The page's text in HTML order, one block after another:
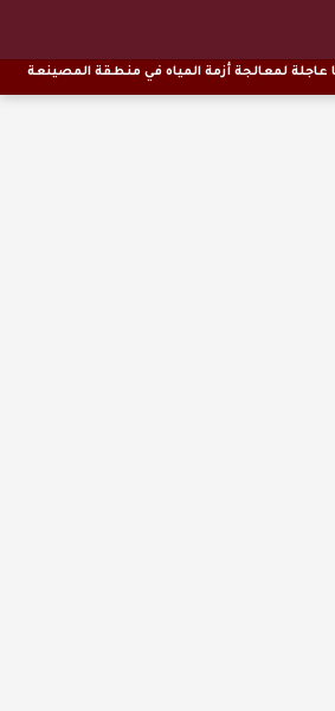
عاجلة لمعالجة أزمة المياه في منطقة المصينعة